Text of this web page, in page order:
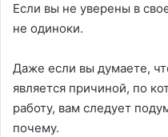
Если вы не уверены в
не одиноки.
Даже если вы думаете,
является причиной, по
работу, вам следует
почему.